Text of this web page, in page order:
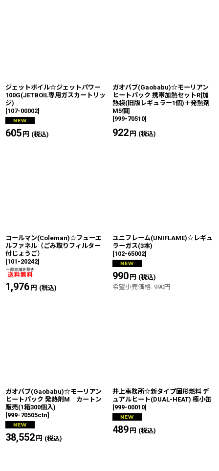
ジェットボイル☆ジェットパワー
100G(JETBOIL専用ガスカートリッ
ジ)
[107-00002]
605円 (税込)
ガオバブ(Gaobabu)☆モーリアン
ヒートパック 携帯加熱セットR[加
熱袋(旧版レギュラー1個)＋発熱剤
M5個]
[999-70510]
922円 (税込)
コールマン(Coleman)☆フューエ
ルファネル（ごみ取りフィルター
付じょうご）
[101-20242]
1,976円 (税込)
ユニフレーム(UNIFLAME)☆レギュ
ラーガス(3本)
[102-65002]
990円 (税込)
希望小売価格: 990円
ガオバブ(Gaobabu)☆モーリアン
ヒートパック 発熱剤M カートン
販売(1箱300個入)
[999-70505ctn]
38,552円 (税込)
井上事務所☆新タイプ固形燃料 デ
ュアルヒート(DUAL-HEAT) 極小缶
[999-00010]
489円 (税込)